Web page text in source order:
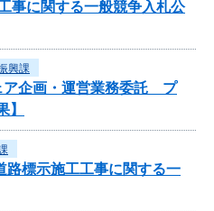
に関する一般競争入札公
興課
ア企画・運営業務委託 プ
】
路標示施工工事に関する一